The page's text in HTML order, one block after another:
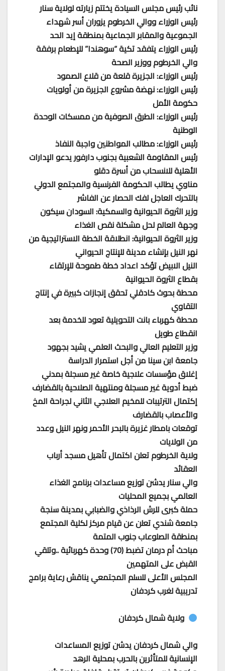
نائب رئيس مجلس السيادة يختتم زيارته لولاية سنار
رئيس الوزراء ووالي الخرطوم يزوران أسر شهداء
الجموعية والمقابر الجماعية بمنطقة إيد الحد
رئيس الوزراء يتفقد تكية “سوهندا” للإطعام برفقة
والي الخرطوم ووزير الصحة
رئيس الوزراء: الجزيرة قلعة من قلاع الصمود
رئيس الوزراء: نهضة مشروع الجزيرة من أولويات
حكومة الأمل
رئيس الوزراء: الطرق الصوفية من ممسكات الوحدة
الوطنية
رئيس الوزراء: مطالب المواطنين واجبة النفاذ
رئيس المقاومة الشعبية بجنوب دارفور يدعو الإدارات
الأهلية للانسحاب من أسرة دقلو
مناوي يطالب الحكومة الفرنسية والمجتمع الدولي
بالتحرك العاجل لفك الحصار عن الفاشر
وزير الثروة الحيوانية والسمكية: السودان سيكون
وجهة العالم لحل مشكلة نقص الغذاء
وزير الثروة الحيوانية: انطلاقة الخطة الاستراتيجية من
نهر النيل بإنشاء مدينة للإنتاج الحيواني
النيل الابيض تؤكد اعداد خطة طموحة للإرتقاء
بقطاع الثروة الحيوانية
محطة بحوث كادقلي تحقق إنجازات كبيرة في إنتاج
التقاوي
محطة كهرباء بانت التحويلية تعود للخدمة بعد
انقطاع طويل
وزير التعليم العالي والبحث العلمي يشيد بجهود
جامعة ابن سينا من أجل استمرار الدراسة
إغلاق مؤسسات علاجية خاصة غير مسجلة بمدني
ضبط أدوية غير مسجلة ومنتهية الصلاحية بالقضارف
إكتمال الترتيبات للمخيم العلاجي الثاني لجراحة المخ
والأعصاب بالقضارف
توقعات بامطار غزيرة بالبحر الأحمر ونهر النيل وعدد
من الولايات
ولاية الخرطوم تعلن اكتمال تأهيل مسجد أرباب
العقائد
والي سنار يدشن توزيع مساعدات برنامج الغذاء
العالمي بجميع المحليات
حملة كبرى للرش الرذاذي والضبابي بمدينة سنجة
جامعة شندي تعلن عن قيام مركز لكلية المجتمع
بمنطقة الصلوعاب جنوب المتمة
مباحث أم درمان تضبط (70) وحدة كهربائية ..وتلقي
القبض على المتهمين
المجلس الأعلى للسلم المجتمعي يناقش رعاية برامج
تدريبية لغرب كردفان
ولاية شمال كردفان
والي شمال كردفان يدشن توزيع المساعدات
الإنسانية للمتأثرين بالحرب بمحلية الرهد